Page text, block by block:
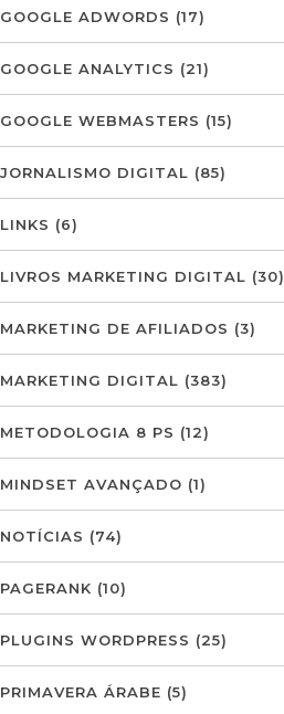
GOOGLE ADWORDS (17)
GOOGLE ANALYTICS (21)
GOOGLE WEBMASTERS (15)
JORNALISMO DIGITAL (85)
LINKS (6)
LIVROS MARKETING DIGITAL (30)
MARKETING DE AFILIADOS (3)
MARKETING DIGITAL (383)
METODOLOGIA 8 PS (12)
MINDSET AVANÇADO (1)
NOTÍCIAS (74)
PAGERANK (10)
PLUGINS WORDPRESS (25)
PRIMAVERA ÁRABE (5)